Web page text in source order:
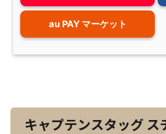
au PAY マーケット
キャプテンスタッグ ス